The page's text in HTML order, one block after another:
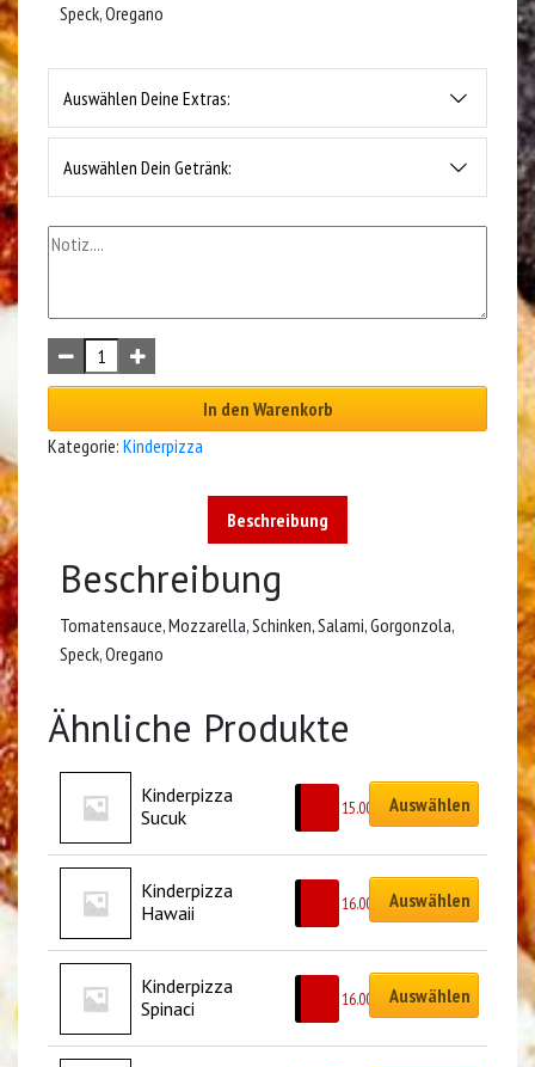
Speck, Oregano
Auswählen Deine Extras:
Auswählen Dein Getränk:
In den Warenkorb
Kategorie: Kinderpizza
Beschreibung
Beschreibung
Tomatensauce, Mozzarella, Schinken, Salami, Gorgonzola,
Speck, Oregano
Ähnliche Produkte
Kinderpizza
Sucuk
15.00 Auswählen
Kinderpizza
Hawaii
16.00 Auswählen
Kinderpizza
Spinaci
16.00 Auswählen